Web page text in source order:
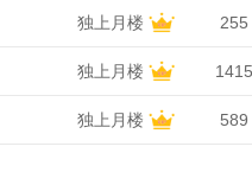
独上月楼 255
独上月楼 1415
独上月楼 589